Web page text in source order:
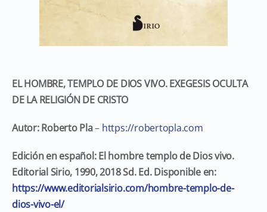
EL HOMBRE, TEMPLO DE DIOS VIVO. EXEGESIS OCULTA
DE LA RELIGIÓN DE CRISTO
Autor: Roberto Pla– https://robertopla.com
Edición en español: El hombre templo de Dios vivo.
Editorial Sirio, 1990, 2018 Sd. Ed. Disponible en:
https://www.editorialsirio.com/hombre-templo-de-
dios-vivo-el/